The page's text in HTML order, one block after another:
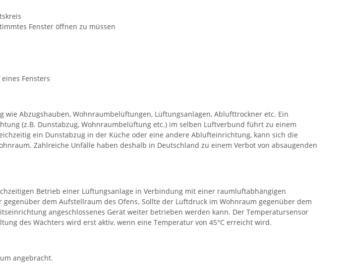
Fenster öffnen zu müssen
Fensters
Abzugshauben, Wohnraumbelüftungen, Lüftungsanlagen, Ablufttrockner etc. Ein
(z.B. Dunstabzug, Wohnraumbelüftung etc.) im selben Luftverbund führt zu einem
ein Dunstabzug in der Küche oder eine andere Ablufteinrichtung, kann sich die
Zahlreiche Unfälle haben deshalb in Deutschland zu einem Verbot von absaugenden
Betrieb einer Lüftungsanlage in Verbindung mit einer raumluftabhängigen
dem Aufstellraum des Ofens. Sollte der Luftdruck im Wohnraum gegenüber dem
angeschlossenes Gerät weiter betrieben werden kann. Der Temperatursensor
des Wächters wird erst aktiv, wenn eine Temperatur von 45°C erreicht wird.
angebracht.